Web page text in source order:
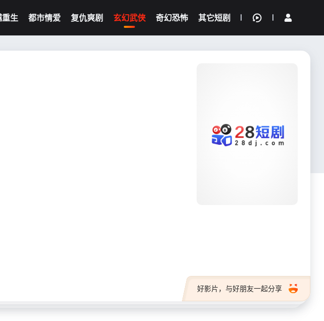
重生 都市情爱 复仇爽剧 玄幻武侠 奇幻恐怖 其它短剧
我的观影记录
好影片，与好朋友一起分享